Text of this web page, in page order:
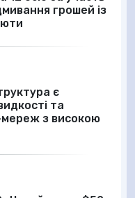
грошей із
є
та
мереж з високою